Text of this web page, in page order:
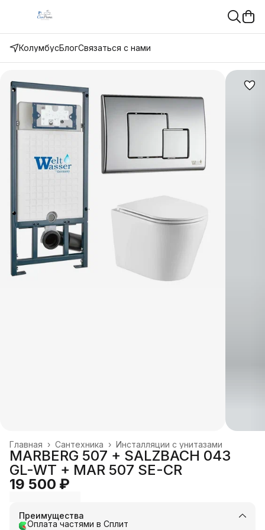
КолумбусБлогСвязаться с нами
Инсталляции с унитазами
Сантехника ›
Главная ›
MARBERG 507 + SALZBACH 043
GL-WT + MAR 507 SE-CR
19 500 ₽
Преимущества
Оплата частями в Сплит